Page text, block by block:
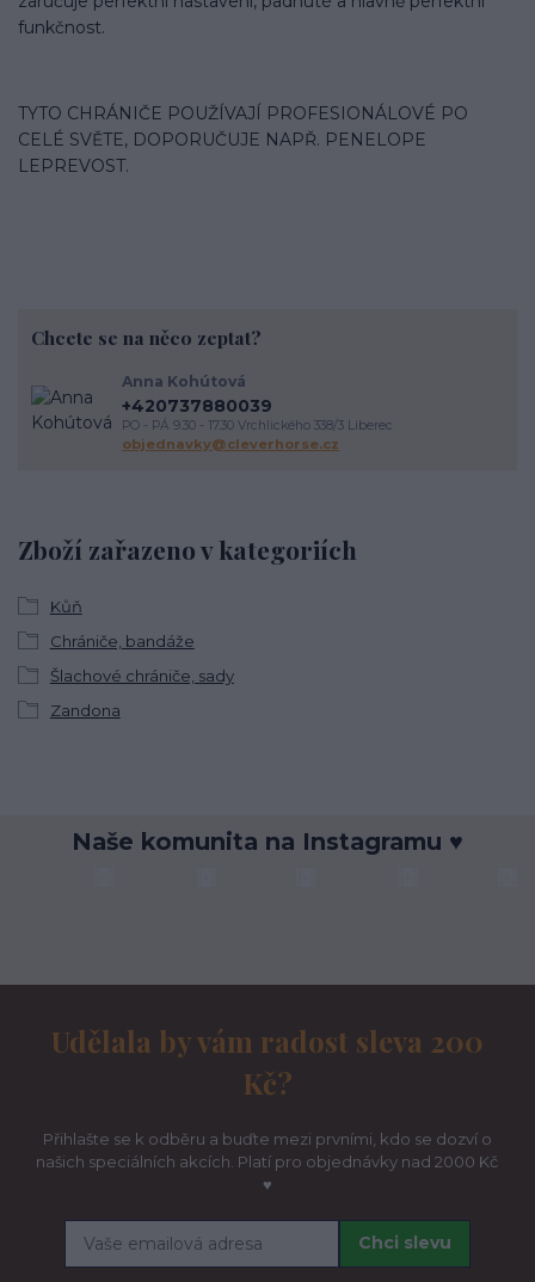
funkčnost.
TYTO CHRÁNIČE POUŽÍVAJÍ PROFESIONÁLOVÉ PO
CELÉ SVĚTE, DOPORUČUJE NAPŘ. PENELOPE
LEPREVOST.
Zboží zařazeno v kategoriích
Kůň
Chrániče, bandáže
Šlachové chrániče, sady
Zandona
Chcete se na něco zeptat?
Anna Kohútová
+420737880039
PO - PÁ 9.30 - 17.30 Vrchlického 338/3 Liberec
objednavky@cleverhorse.cz
Naše komunita na Instagramu ♥
Udělala by vám radost sleva 200
Kč?
Přihlašte se k odběru a buďte mezi prvními, kdo se dozví o
našich speciálních akcích. Platí pro objednávky nad 2000 Kč
♥
Chci slevu